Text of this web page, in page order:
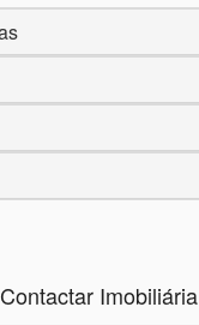
Contactar Imobiliária